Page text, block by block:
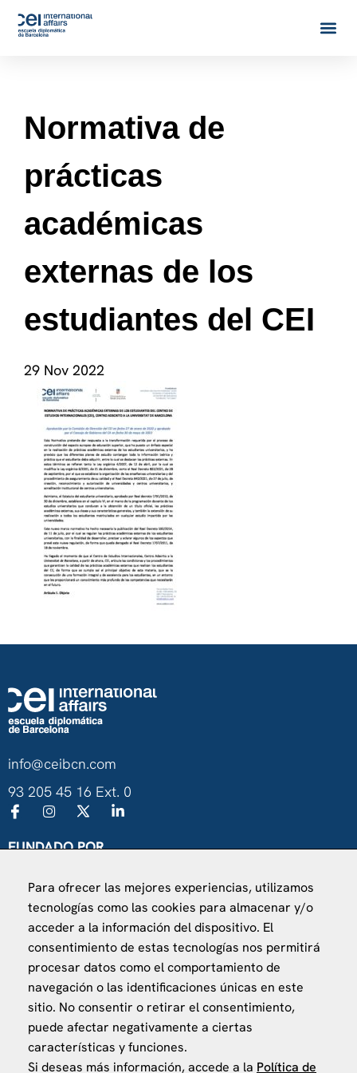
Normativa de
prácticas
académicas
externas de los
estudiantes del CEI
29 Nov 2022
info@ceibcn.com
93 205 45 16 Ext. 0
FUNDADO POR
Ministerio de Asuntos Exteriores, UE y Cooperación
Fundación "la Caixa"
VISÍTANOS
Finca Agustí Pedro Pons
Para ofrecer las mejores experiencias, utilizamos
tecnologías como las cookies para almacenar y/o
acceder a la información del dispositivo. El
consentimiento de estas tecnologías nos permitirá
procesar datos como el comportamiento de
navegación o las identificaciones únicas en este
sitio. No consentir o retirar el consentimiento,
puede afectar negativamente a ciertas
características y funciones.
Si deseas más información, accede a la Política de